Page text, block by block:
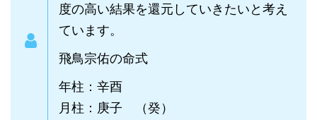
度の高い結果を還元していきたいと考え
ています。
飛鳥宗佑の命式
年柱：辛酉
月柱：庚子 （癸）